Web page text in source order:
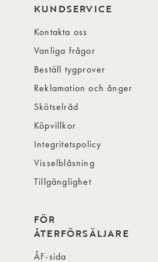
KUNDSERVICE
Kontakta oss
Vanliga frågor
Beställ tygprover
Reklamation och ånger
Skötselråd
Köpvillkor
Integritetspolicy
Visselblåsning
Tillgänglighet
FÖR
ÅTERFÖRSÄLJARE
ÅF-sida